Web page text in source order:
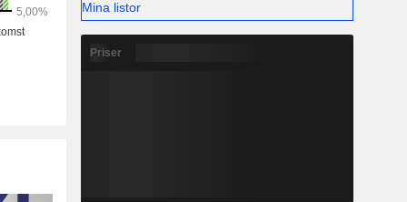
Mina listor
Priser